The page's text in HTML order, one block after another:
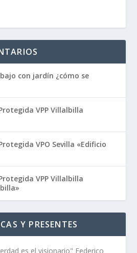
con jardín ¿cómo se
VPP Villalbilla
VPO Sevilla «Edificio
VPP Villalbilla
Y PRESENTES
es el visionario" Federico